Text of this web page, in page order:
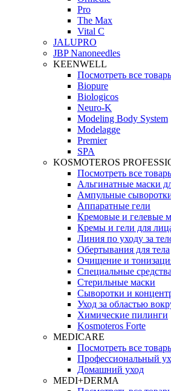
Pro
The Max
Vital C
JALUPRO
JBP Nanoneedles
KEENWELL
Посмотреть все
Biopure
Biologicos
Neuro‑K
Modeling Body System
Modelagge
Premier
SPA
KOSMOTEROS
Посмотреть все
Альгинатные маски
Ампульные
Аппаратные гели
Кремовые и гелевые
Кремы и гели для
Линия по уходу за
Обертывания для тела
Очищение и
Специальные средства
Стерильные маски
Сыворотки и
Уход за областью
Химические пилинги
Kosmoteros Forte
MEDICARE
Посмотреть все
Профессиональный
Домашний уход
MEDI+DERMA